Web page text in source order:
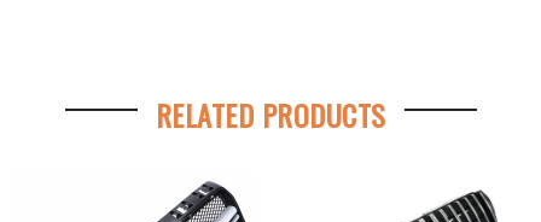
RELATED PRODUCTS